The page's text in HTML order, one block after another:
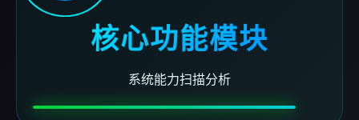
核心功能模块
系统能力扫描分析